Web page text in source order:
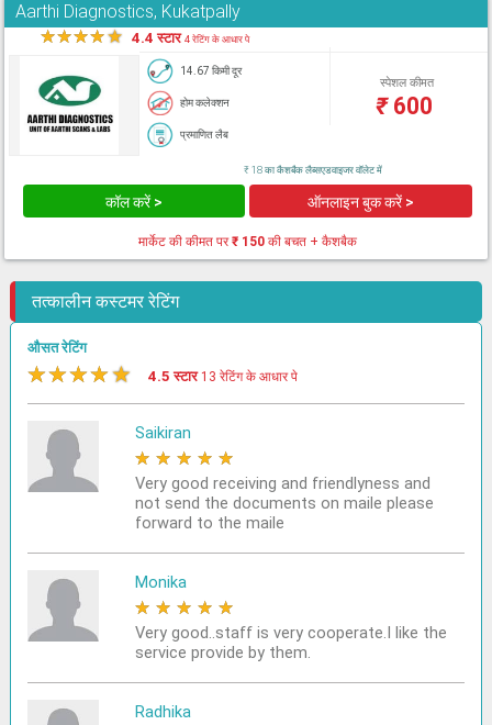
Aarthi Diagnostics, Kukatpally
★★★★★ 4.4 स्टार4 रेटिंग के आधार पे
14.67 किमी दूर
होम कलेक्शन
प्रमाणित लैब
स्पेशल कीमत
₹600
₹ 18 का कैशबैक लैब्सएडवाइजर वॉलेट में
कॉल करें > ऑनलाइन बुक करें >
मार्केट की कीमत पर₹ 150की बचत + कैशबैक
तत्कालीन कस्टमर रेटिंग
औसत रेटिंग
★★★★★ 4.5 स्टार 13 रेटिंग के आधार पे
Saikiran
★ ★ ★ ★ ★
Very good receiving and friendlyness and
not send the documents on maile please
forward to the maile
Monika
★ ★ ★ ★ ★
Very good..staff is very cooperate.I like the
service provide by them.
Radhika